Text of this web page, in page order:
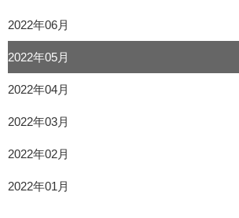
2022年06月
2022年05月
2022年04月
2022年03月
2022年02月
2022年01月